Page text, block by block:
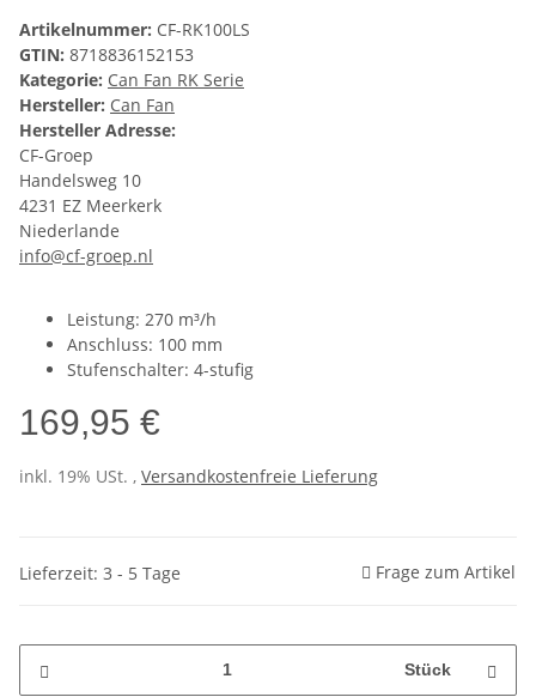
Artikelnummer: CF-RK100LS
GTIN: 8718836152153
Kategorie: Can Fan RK Serie
Hersteller: Can Fan
Hersteller Adresse:
CF-Groep
Handelsweg 10
4231 EZ Meerkerk
Niederlande
info@cf-groep.nl
Leistung: 270 m³/h
Anschluss: 100 mm
Stufenschalter: 4-stufig
169,95 €
inkl. 19% USt. , Versandkostenfreie Lieferung
Lieferzeit: 3 - 5 Tage Frage zum Artikel
Stück